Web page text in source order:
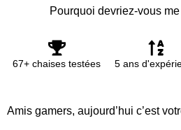
Pourquoi devriez-vous
67+ chaises testées 5 ans
Amis gamers, aujourd’hui c’est